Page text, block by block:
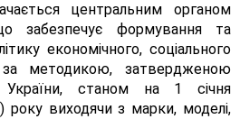
центральним органом
забезпечує формування та
економічного, соціального
за методикою, затвердженою
України, станом на 1 січня
року виходячи з марки, моделі,